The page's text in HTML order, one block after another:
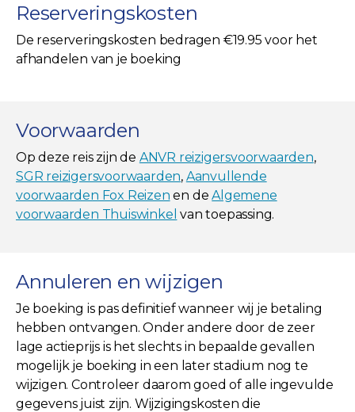
Reserveringskosten
De reserveringskosten bedragen €19.95 voor het
afhandelen van je boeking
Voorwaarden
Op deze reis zijn de ANVR reizigersvoorwaarden,
SGR reizigersvoorwaarden, Aanvullende
voorwaarden Fox Reizen en deAlgemene
voorwaarden Thuiswinkel van toepassing.
Annuleren en wijzigen
Je boeking is pas definitief wanneer wij je betaling
hebben ontvangen. Onder andere door de zeer
lage actieprijs is het slechts in bepaalde gevallen
mogelijk je boeking in een later stadium nog te
wijzigen. Controleer daarom goed of alle ingevulde
gegevens juist zijn. Wijzigingskosten die